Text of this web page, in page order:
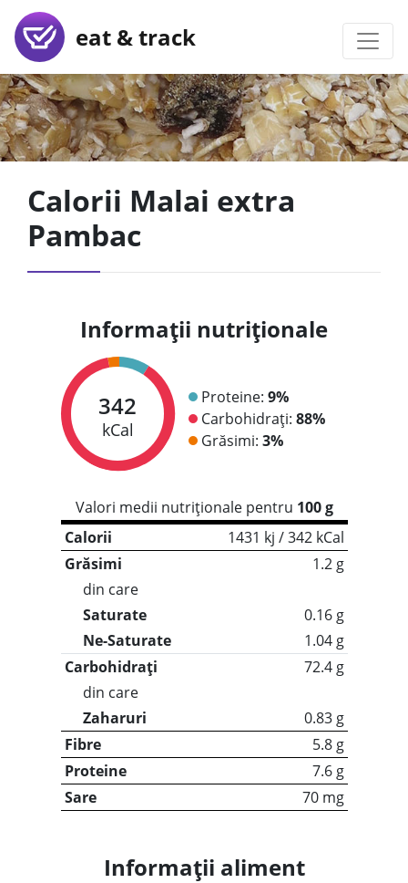
eat & track
Calorii Malai extra
Pambac
Informații nutriționale
342
kCal
Proteine: 9%
Carbohidrați: 88%
Grăsimi: 3%
Valori medii nutriționale pentru 100 g
Calorii
1431 kj / 342 kCal
Grăsimi
1.2 g
din care
Saturate
0.16 g
Ne-Saturate
1.04 g
Carbohidrați
72.4 g
din care
Zaharuri
0.83 g
Fibre
5.8 g
Proteine
7.6 g
Sare
70 mg
Informații aliment